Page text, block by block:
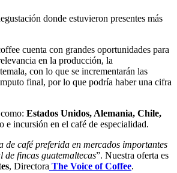
donde estuvieron presentes más
cuenta con grandes oportunidades para
en la producción, la
con lo que se incrementarán las
final, por lo que podría haber una cifra
Estados Unidos, Alemania, Chile,
e incursión en el café de especialidad.
café preferida en mercados importantes
de fincas guatemaltecas”. Nuestra oferta es
, Directora The Voice of Coffee.